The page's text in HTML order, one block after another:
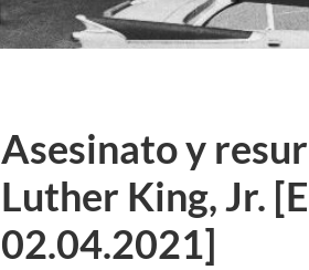
Asesinato y
Luther King, Jr.
02.04.2021]